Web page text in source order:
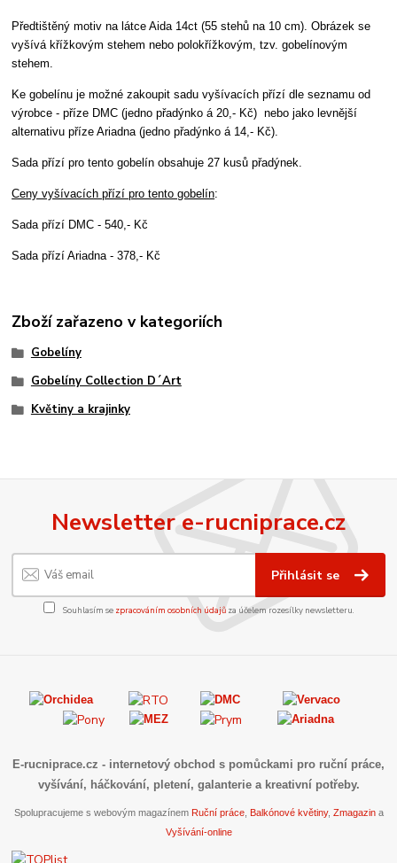
Předtištěný motiv na látce Aida 14ct (55 stehů na 10 cm). Obrázek se
vyšívá křížkovým stehem nebo polokřížkovým, tzv. gobelínovým
stehem.
Ke gobelínu je možné zakoupit sadu vyšívacích přízí dle seznamu od
výrobce - příze DMC (jedno přadýnko á 20,- Kč) nebo jako levnější
alternativu příze Ariadna (jedno přadýnko á 14,- Kč).
Sada přízí pro tento gobelín obsahuje 27 kusů přadýnek.
Ceny vyšívacích přízí pro tento gobelín:
Sada přízí DMC - 540,- Kč
Sada přízí Ariadna - 378,- Kč
Zboží zařazeno v kategoriích
Gobelíny
Gobelíny Collection D´Art
Květiny a krajinky
Newsletter e-rucniprace.cz
Přihlásit se
Souhlasím se zpracováním osobních údajůza účelem rozesílky newsletteru.
E-rucniprace.cz - internetový obchod s pomůckami pro ruční práce,
vyšívání, háčkování, pletení, galanterie a kreativní potřeby.
Spolupracujeme s webovým magazínem Ruční práce, Balkónové květiny, Zmagazina
Vyšívání-online